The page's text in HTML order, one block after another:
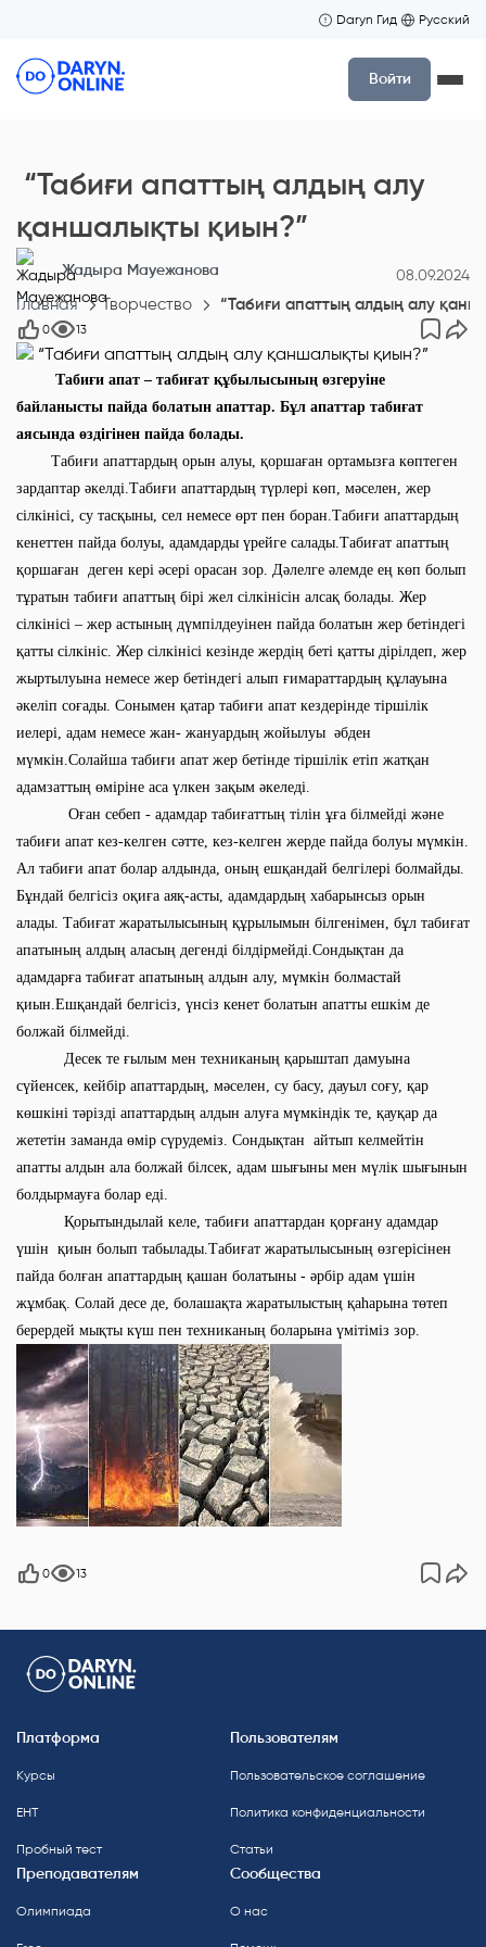
Daryn Гид Русский
Войти
“Табиғи апаттың алдың алу
қаншалықты қиын?”
Жадыра Мауежанова 08.09.2024
Главная Творчество “Табиғи апаттың алдың алу
0 13
Табиғи апат – табиғат құбылысының өзгеруіне
байланысты пайда болатын апаттар. Бұл апаттар табиғат
аясында өздігінен пайда болады.
Табиғи апаттардың орын алуы, қоршаған ортамызға көптеген
зардаптар әкелді.Табиғи апаттардың түрлері көп, мәселен, жер
сілкінісі, су тасқыны, сел немесе өрт пен боран.Табиғи апаттардың
кенеттен пайда болуы, адамдарды үрейге салады.Табиғат апаттың
қоршаған деген кері әсері орасан зор. Дәлелге әлемде ең көп болып
тұратын табиғи апаттың бірі жел сілкінісін алсақ болады. Жер
сілкінісі – жер астының дүмпілдеуінен пайда болатын жер бетіндегі
қатты сілкініс. Жер сілкінісі кезінде жердің беті қатты дірілдеп, жер
жыртылуына немесе жер бетіндегі алып ғимараттардың құлауына
әкеліп соғады. Сонымен қатар табиғи апат кездерінде тіршілік
иелері, адам немесе жан- жануардың жойылуы әбден
мүмкін.Солайша табиғи апат жер бетінде тіршілік етіп жатқан
адамзаттың өміріне аса үлкен зақым әкеледі.
Оған себеп - адамдар табиғаттың тілін ұға білмейді және
табиғи апат кез-келген сәтте, кез-келген жерде пайда болуы мүмкін.
Ал табиғи апат болар алдында, оның ешқандай белгілері болмайды.
Бұндай белгісіз оқиға аяқ-асты, адамдардың хабарынсыз орын
алады. Табиғат жаратылысының құрылымын білгенімен, бұл табиғат
апатының алдың аласың дегенді білдірмейді.Сондықтан да
адамдарға табиғат апатының алдын алу, мүмкін болмастай
қиын.Ешқандай белгісіз, үнсіз кенет болатын апатты ешкім де
болжай білмейді.
Десек те ғылым мен техниканың қарыштап дамуына
сүйенсек, кейбір апаттардың, мәселен, су басу, дауыл соғу, қар
көшкіні тәрізді апаттардың алдын алуға мүмкіндік те, қауқар да
жететін заманда өмір сүрудеміз. Сондықтан айтып келмейтін
апатты алдын ала болжай білсек, адам шығыны мен мүлік шығынын
болдырмауға болар еді.
Қорытындылай келе, табиғи апаттардан қорғану адамдар
үшін қиын болып табылады.Табиғат жаратылысының өзгерісінен
пайда болған апаттардың қашан болатыны - әрбір адам үшін
жұмбақ. Солай десе де, болашақта жаратылыстың қаһарына төтеп
берердей мықты күш пен техниканың боларына үмітіміз зор.
0 13
Платформа
Курсы
ЕНТ
Пробный тест
Пользователям
Пользовательское соглашение
Политика конфиденциальности
Статьи
Преподавателям
Олимпиада
Сообщества
О нас